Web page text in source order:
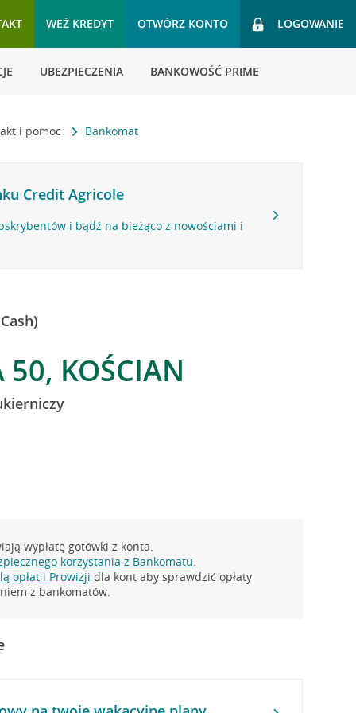
WEŹ KREDYT OTWÓRZ KONTO LOGOWANIE
UBEZPIECZENIA BANKOWOŚĆ PRIME
i pomoc Bankomat
Credit Agricole
i bądź na bieżąco z nowościami i
50, KOŚCIAN
wypłatę gotówki z konta.
korzystania z Bankomatu.
opłat i Prowizji dla kont aby sprawdzić opłaty
z bankomatów.